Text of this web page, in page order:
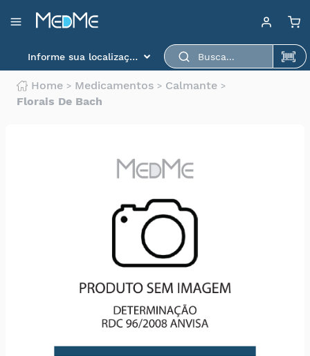
Informe sua localização
produto.
Departamentos
Medicamentos
Higiene
Dermocosméticos
Home Medicamentos
Calmante
Florais De Bach